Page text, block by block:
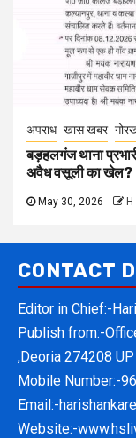
अपराध खास खबर
बड़हलगंज थाना
अवैध वसूली का खेल?
May 30, 2026
CONTACT
Editor in Chief:-
Publish from:-
,Deoria 274208 UP
Mobile Number:-
Email:-
Website:-